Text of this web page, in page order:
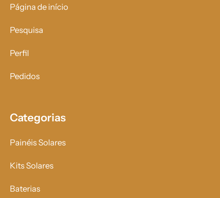
Página de início
Pesquisa
Perfil
Pedidos
Categorias
Painéis Solares
Kits Solares
Baterias